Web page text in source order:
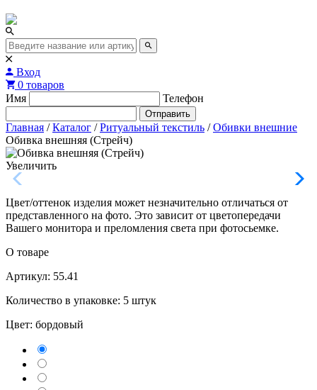
Вход
0 товаров
Имя
Телефон
Отправить
Главная / Каталог / Ритуальный текстиль / Обивки внешние
Обивка внешняя (Стрейч)
Увеличить
Цвет/оттенок изделия может незначительно отличаться от
представленного на фото. Это зависит от цветопередачи
Вашего монитора и преломления света при фотосьемке.
О товаре
Артикул: 55.41
Количество в упаковке: 5 штук
Цвет: бордовый